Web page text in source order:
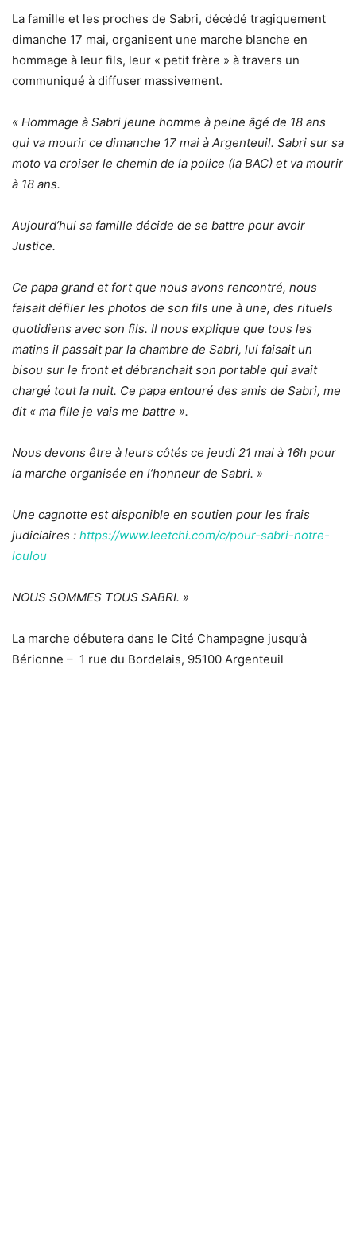
La famille et les proches de Sabri, décédé tragiquement
dimanche 17 mai, organisent une marche blanche en
hommage à leur fils, leur « petit frère » à travers un
communiqué à diffuser massivement.
« Hommage à Sabri jeune homme à peine âgé de 18 ans
qui va mourir ce dimanche 17 mai à Argenteuil. Sabri sur sa
moto va croiser le chemin de la police (la BAC) et va mourir
à 18 ans.
Aujourd’hui sa famille décide de se battre pour avoir
Justice.
Ce papa grand et fort que nous avons rencontré, nous
faisait défiler les photos de son fils une à une, des rituels
quotidiens avec son fils. Il nous explique que tous les
matins il passait par la chambre de Sabri, lui faisait un
bisou sur le front et débranchait son portable qui avait
chargé tout la nuit. Ce papa entouré des amis de Sabri, me
dit « ma fille je vais me battre ».
Nous devons être à leurs côtés ce jeudi 21 mai à 16h pour
la marche organisée en l’honneur de Sabri. »
Une cagnotte est disponible en soutien pour les frais
judiciaires : https://www.leetchi.com/c/pour-sabri-notre-
loulou
NOUS SOMMES TOUS SABRI. »
La marche débutera dans le Cité Champagne jusqu’à
Bérionne – 1 rue du Bordelais, 95100 Argenteuil